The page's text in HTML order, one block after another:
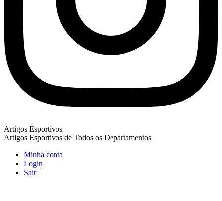
Artigos Esportivos
Artigos Esportivos de Todos os Departamentos
Minha conta
Login
Sair